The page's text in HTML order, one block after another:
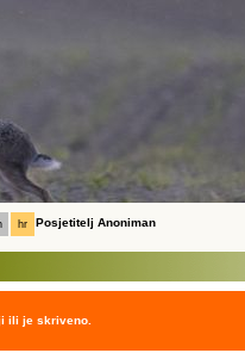
hr Posjetitelj Anoniman
ili je skriveno.